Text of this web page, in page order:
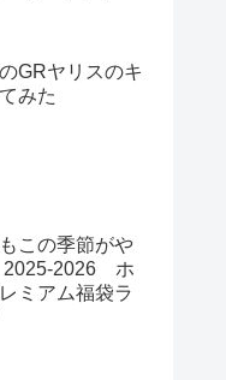
GRヤリスのキ
みた
この季節がや
2026 ホ
ミアム福袋ラ